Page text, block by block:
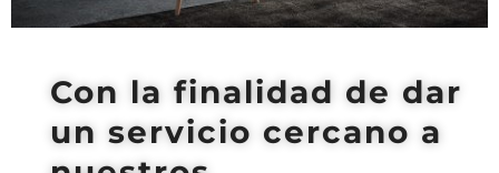
Con la finalidad de dar
un servicio cercano a